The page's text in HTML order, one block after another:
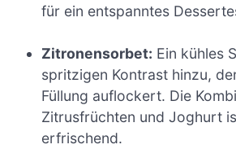
für ein entspanntes
Zitronensorbet: Ein kühles
spritzigen Kontrast hinzu,
Füllung auflockert. Die
Zitrusfrüchten und Joghurt
erfrischend.